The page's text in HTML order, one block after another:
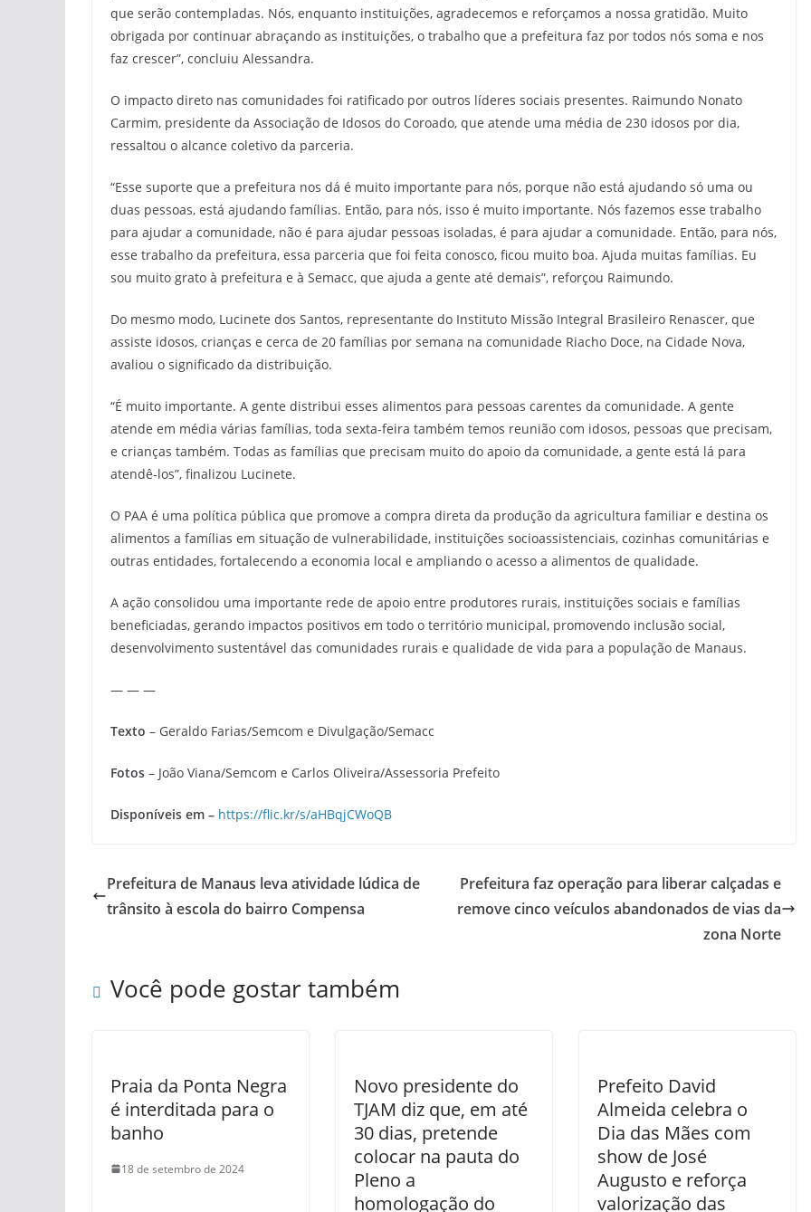
que serão contempladas. Nós, enquanto instituições, agradecemos e reforçamos a nossa gratidão. Muito
obrigada por continuar abraçando as instituições, o trabalho que a prefeitura faz por todos nós soma e nos
faz crescer”, concluiu Alessandra.
O impacto direto nas comunidades foi ratificado por outros líderes sociais presentes. Raimundo Nonato
Carmim, presidente da Associação de Idosos do Coroado, que atende uma média de 230 idosos por dia,
ressaltou o alcance coletivo da parceria.
“Esse suporte que a prefeitura nos dá é muito importante para nós, porque não está ajudando só uma ou
duas pessoas, está ajudando famílias. Então, para nós, isso é muito importante. Nós fazemos esse trabalho
para ajudar a comunidade, não é para ajudar pessoas isoladas, é para ajudar a comunidade. Então, para nós,
esse trabalho da prefeitura, essa parceria que foi feita conosco, ficou muito boa. Ajuda muitas famílias. Eu
sou muito grato à prefeitura e à Semacc, que ajuda a gente até demais”, reforçou Raimundo.
Do mesmo modo, Lucinete dos Santos, representante do Instituto Missão Integral Brasileiro Renascer, que
assiste idosos, crianças e cerca de 20 famílias por semana na comunidade Riacho Doce, na Cidade Nova,
avaliou o significado da distribuição.
“É muito importante. A gente distribui esses alimentos para pessoas carentes da comunidade. A gente
atende em média várias famílias, toda sexta-feira também temos reunião com idosos, pessoas que precisam,
e crianças também. Todas as famílias que precisam muito do apoio da comunidade, a gente está lá para
atendê-los”, finalizou Lucinete.
O PAA é uma política pública que promove a compra direta da produção da agricultura familiar e destina os
alimentos a famílias em situação de vulnerabilidade, instituições socioassistenciais, cozinhas comunitárias e
outras entidades, fortalecendo a economia local e ampliando o acesso a alimentos de qualidade.
A ação consolidou uma importante rede de apoio entre produtores rurais, instituições sociais e famílias
beneficiadas, gerando impactos positivos em todo o território municipal, promovendo inclusão social,
desenvolvimento sustentável das comunidades rurais e qualidade de vida para a população de Manaus.
— — —
Texto – Geraldo Farias/Semcom e Divulgação/Semacc
Fotos – João Viana/Semcom e Carlos Oliveira/Assessoria Prefeito
Disponíveis em – https://flic.kr/s/aHBqjCWoQB
Prefeitura de Manaus leva atividade lúdica de
trânsito à escola do bairro Compensa
Prefeitura faz operação para liberar calçadas e
remove cinco veículos abandonados de vias da
zona Norte
Você pode gostar também
Praia da Ponta Negra
é interditada para o
banho
18 de setembro de 2024
Novo presidente do
TJAM diz que, em até
30 dias, pretende
colocar na pauta do
Pleno a
homologação do
Prefeito David
Almeida celebra o
Dia das Mães com
show de José
Augusto e reforça
valorização das